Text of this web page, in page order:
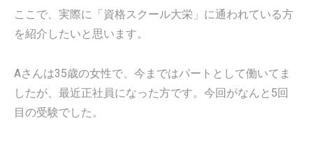
ここで、実際に「資格スクール大栄」に通われている方
を紹介したいと思います。
Aさんは35歳の女性で、今まではパートとして働いてま
したが、最近正社員になった方です。今回がなんと5回
目の受験でした。